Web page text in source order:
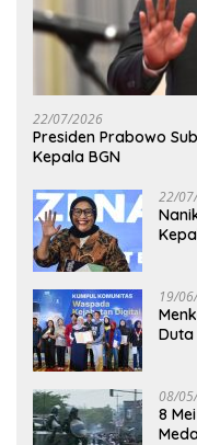
22/07/2026
Presiden Prabowo
Kepala BGN
22/
19/
Duta
08/
8